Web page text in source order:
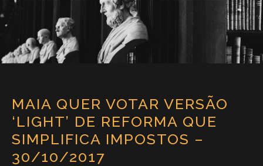
MAIA QUER VOTAR VERSÃO
‘LIGHT’ DE REFORMA QUE
SIMPLIFICA IMPOSTOS –
30/10/2017